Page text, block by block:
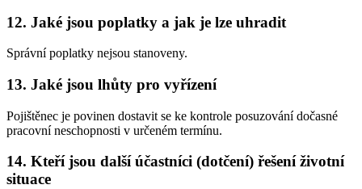
12. Jaké jsou poplatky a jak je lze uhradit
Správní poplatky nejsou stanoveny.
13. Jaké jsou lhůty pro vyřízení
Pojištěnec je povinen dostavit se ke kontrole posuzování dočasné
pracovní neschopnosti v určeném termínu.
14. Kteří jsou další účastníci (dotčení) řešení životní
situace